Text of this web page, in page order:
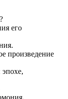
его
произведение